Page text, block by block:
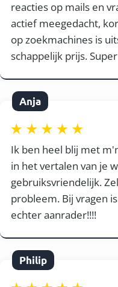
reacties op mails en
actief meegedacht,
op zoekmachines is
schappelijk prijs.
Anja
Ik ben heel blij met
in het vertalen van je
gebruiksvriendelijk.
probleem. Bij vragen
echter aanrader!!!!
Philip